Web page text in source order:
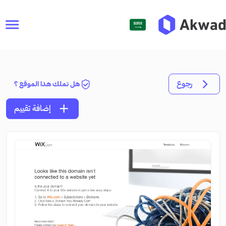
menu
رجوع هل تملك هذا الموقع ؟
add إضافة تقييم